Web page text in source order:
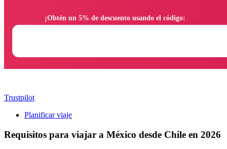
Trustpilot
Planificar viaje
Requisitos para viajar a México desde Chile en 2026